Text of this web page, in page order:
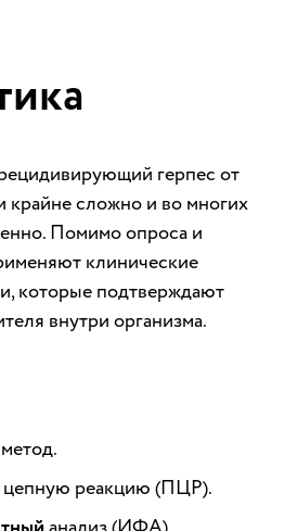
герпес от
крайне сложно и во многих
Помимо опроса и
клинические
которые подтверждают
внутри организма.
метод.
цепную реакцию (ПЦР).